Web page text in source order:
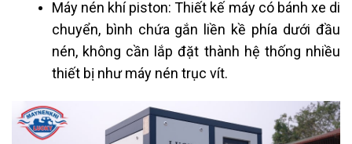
Máy nén khí piston: Thiết kế máy có bánh xe di
chuyển, bình chứa gắn liền kề phía dưới đầu
nén, không cần lắp đặt thành hệ thống nhiều
thiết bị như máy nén trục vít.